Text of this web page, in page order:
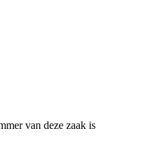
van deze zaak is